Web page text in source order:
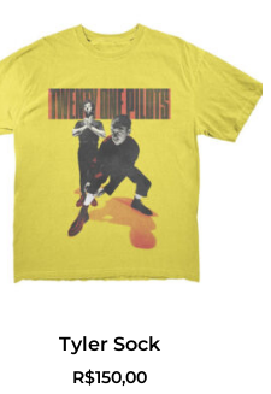
Tyler Sock
R$150,00